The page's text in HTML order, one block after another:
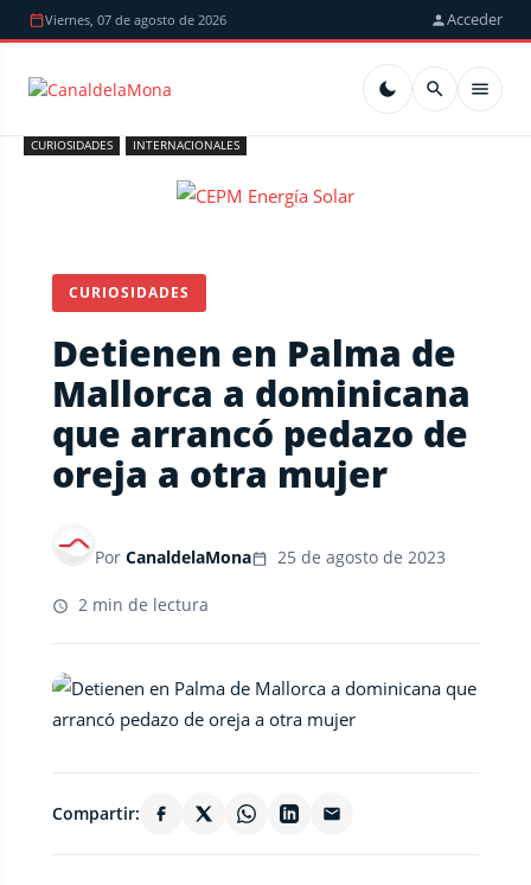
Viernes, 07 de agosto de 2026 Acceder
CURIOSIDADES INTERNACIONALES
CURIOSIDADES
Detienen en Palma de
Mallorca a dominicana
que arrancó pedazo de
oreja a otra mujer
Por CanaldelaMona 25 de agosto de 2023
2 min de lectura
Compartir: